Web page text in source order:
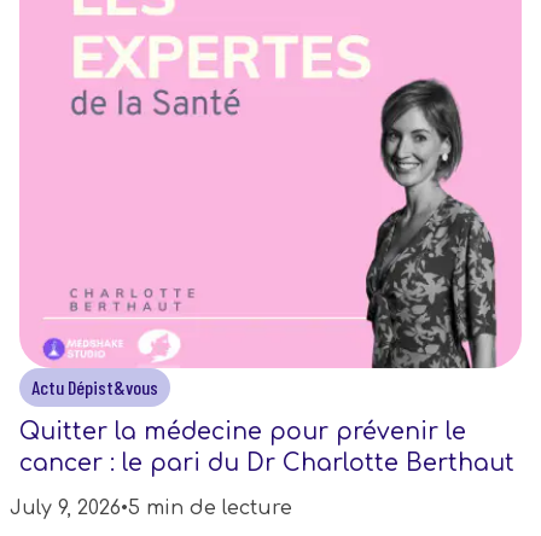
Actu Dépist&vous
Quitter la médecine pour prévenir le
cancer : le pari du Dr Charlotte Berthaut
July 9, 2026•5 min de lecture